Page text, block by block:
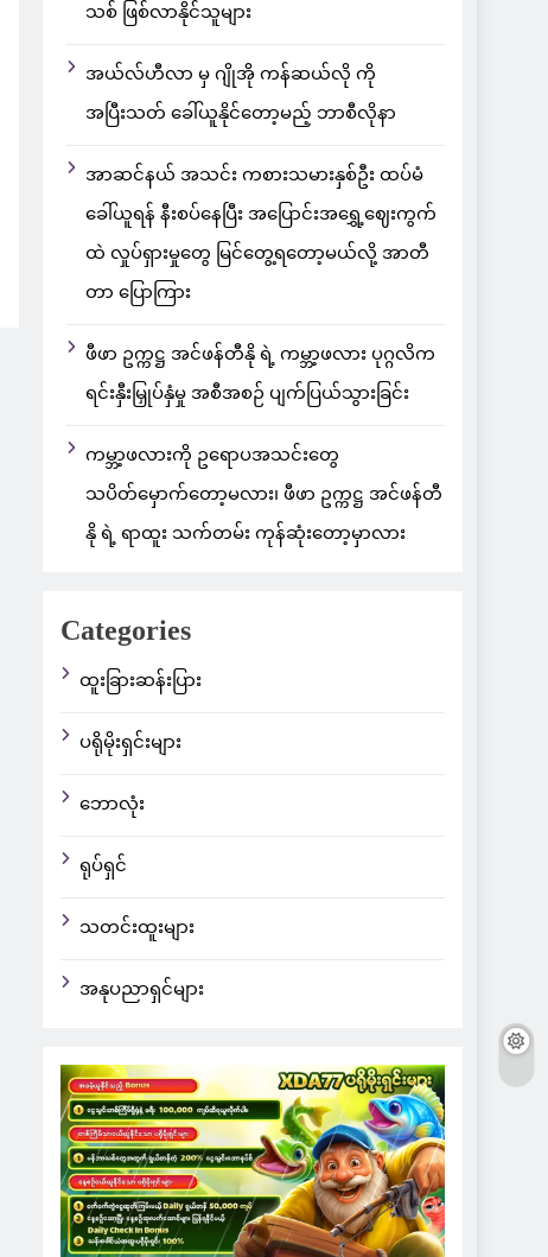
သစ် ဖြစ်လာနိုင်သူများ
အယ်လ်ဟီလာ မှ ဂျိုအို ကန်ဆယ်လို ကို
အပြီးသတ် ခေါ်ယူနိုင်တော့မည့် ဘာစီလိုနာ
အာဆင်နယ် အသင်း ကစားသမားနှစ်ဦး ထပ်မံ
ခေါ်ယူရန် နီးစပ်နေပြီး အပြောင်းအရွှေ့ဈေးကွက်
ထဲ လှုပ်ရှားမှုတွေ မြင်တွေ့ရတော့မယ်လို့ အာတီ
တာ ပြောကြား
ဖီဖာ ဥက္ကဋ္ဌ အင်ဖန်တီနို ရဲ့ ကမ္ဘာ့ဖလား ပုဂ္ဂလိက
ရင်းနှီးမြှုပ်နှံမှု အစီအစဉ် ပျက်ပြယ်သွားခြင်း
ကမ္ဘာ့ဖလားကို ဥရောပအသင်းတွေ
သပိတ်မှောက်တော့မလား၊ ဖီဖာ ဥက္ကဋ္ဌ အင်ဖန်တီ
နို ရဲ့ ရာထူး သက်တမ်း ကုန်ဆုံးတော့မှာလား
Categories
ထူးခြားဆန်းပြား
ပရိုမိုးရှင်းများ
ဘောလုံး
ရုပ်ရှင်
သတင်းထူးများ
အနုပညာရှင်များ